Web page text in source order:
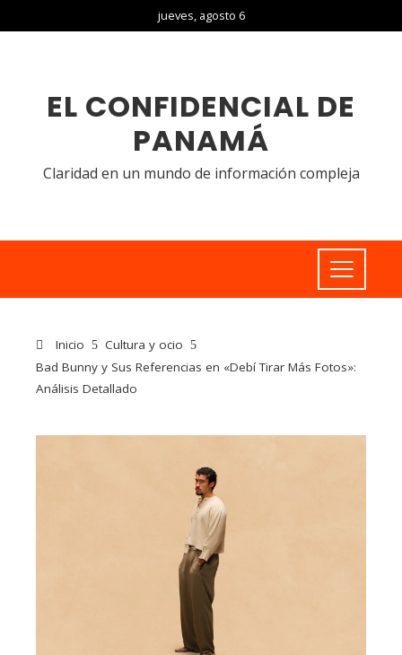
jueves, agosto 6
EL CONFIDENCIAL DE
PANAMÁ
Claridad en un mundo de información compleja
Inicio
Cultura y ocio
Bad Bunny y Sus Referencias en «Debí Tirar Más Fotos»:
Análisis Detallado